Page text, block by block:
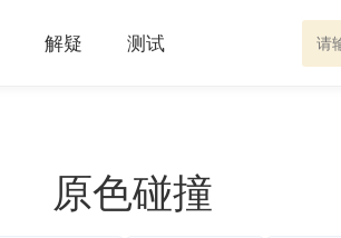
解疑 测试
原色碰撞